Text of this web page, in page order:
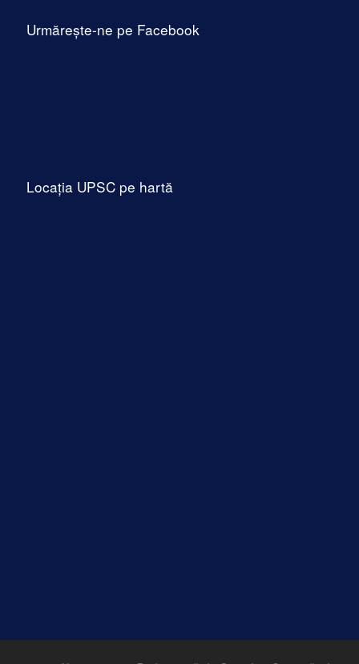
Urmărește-ne pe Facebook
Locația UPSC pe hartă